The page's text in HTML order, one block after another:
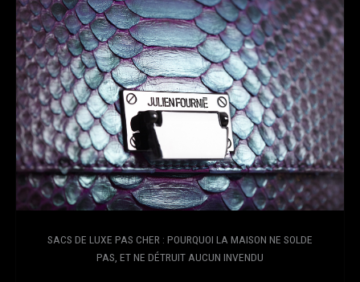
SACS DE LUXE PAS CHER : POURQUOI LA MAISON NE SOLDE
PAS, ET NE DÉTRUIT AUCUN INVENDU